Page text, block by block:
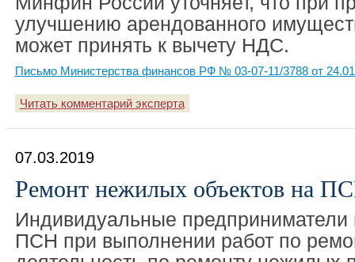
улучшению арендованного
может принять к вычету НДС.
Письмо Министерства финансов РФ № 03-07-11/3788 от
Читать комментарий эксперта
07.03.2019
Ремонт нежилых объектов на
Индивидуальные предприниматели
ПСН при выполнении работ по